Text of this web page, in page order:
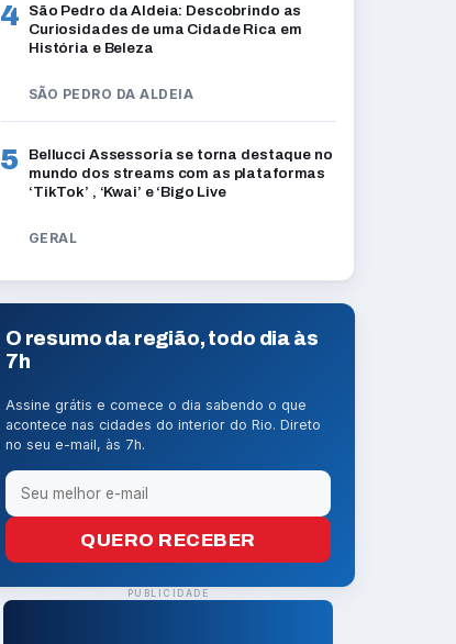
4
São Pedro da Aldeia: Descobrindo as
Curiosidades de uma Cidade Rica em
História e Beleza
SÃO PEDRO DA ALDEIA
5
Bellucci Assessoria se torna destaque no
mundo dos streams com as plataformas
‘TikTok’ , ‘Kwai’ e ‘Bigo Live
GERAL
O resumo da região, todo dia às
7h
Assine grátis e comece o dia sabendo o que
acontece nas cidades do interior do Rio. Direto
no seu e-mail, às 7h.
QUERO RECEBER
PUBLICIDADE